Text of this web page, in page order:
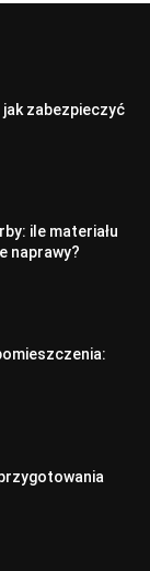
zabezpieczyć
ile materiału
naprawy?